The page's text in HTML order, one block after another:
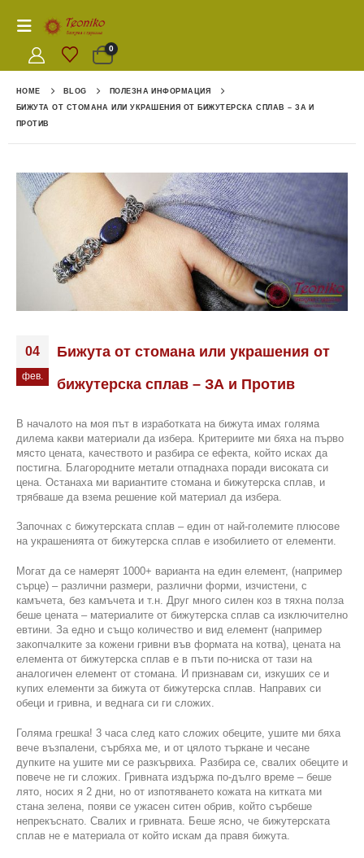
0
HOME BLOG
ПОЛЕЗНА ИНФОРМАЦИЯ
БИЖУТА ОТ СТОМАНА ИЛИ УКРАШЕНИЯ ОТ БИЖУТЕРСКА СПЛАВ – ЗА И
ПРОТИВ
04
фев.
Бижута от стомана или украшения от
бижутерска сплав – ЗА и Против
В началото на моя път в изработката на бижута имах голяма
дилема какви материали да избера. Критериите ми бяха на първо
място цената, качеството и разбира се ефекта, който исках да
постигна. Благородните метали отпаднаха поради високата си
цена. Останаха ми вариантите стомана и бижутерска сплав, и
трябваше да взема решение кой материал да избера.
Започнах с бижутерската сплав – един от най-големите плюсове
на украшенията от бижутерска сплав е изобилието от елементи.
Могат да се намерят 1000+ варианта на един елемент, (например
сърце) – различни размери, различни форми, изчистени, с
камъчета, без камъчета и т.н. Друг много силен коз в тяхна полза
беше цената – материалите от бижутерска сплав са изключително
евтини. За едно и също количество и вид елемент (например
закопчалките за кожени гривни във формата на котва), цената на
елемента от бижутерска сплав е в пъти по-ниска от тази на
аналогичен елемент от стомана. И признавам си, изкуших се и
купих елементи за бижута от бижутерска сплав. Направих си
обеци и гривна, и веднага си ги сложих.
Голяма грешка! 3 часа след като сложих обеците, ушите ми бяха
вече възпалени, сърбяха ме, и от цялото търкане и чесане
дупките на ушите ми се разкървиха. Разбира се, свалих обеците и
повече не ги сложих. Гривната издържа по-дълго време – беше
лято, носих я 2 дни, но от изпотяването кожата на китката ми
стана зелена, появи се ужасен ситен обрив, който сърбеше
непрекъснато. Свалих и гривната. Беше ясно, че бижутерската
сплав не е материала от който искам да правя бижута.